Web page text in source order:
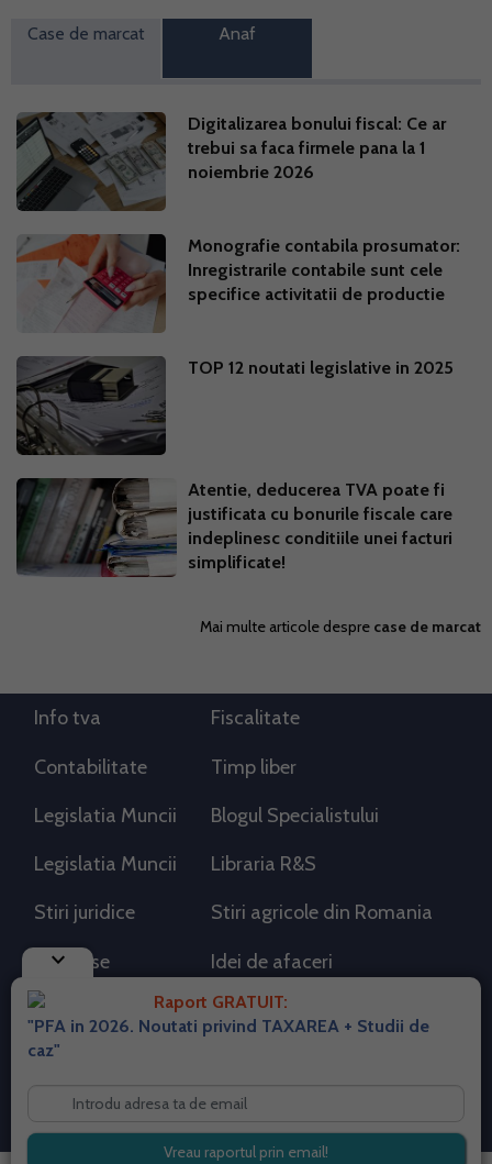
Case de marcat Anaf
Digitalizarea bonului fiscal: Ce ar
trebui sa faca firmele pana la 1
noiembrie 2026
Monografie contabila prosumator:
Inregistrarile contabile sunt cele
specifice activitatii de productie
TOP 12 noutati legislative in 2025
Atentie, deducerea TVA poate fi
justificata cu bonurile fiscale care
indeplinesc conditiile unei facturi
simplificate!
Mai multe articole despre case de marcat
keyboard_arrow_down
Raport GRATUIT:
"PFA in 2026. Noutati privind TAXAREA + Studii de
caz"
Info tva Fiscalitate
Contabilitate Timp liber
Legislatia Muncii Blogul Specialistului
Legislatia Muncii Libraria R&S
Stiri juridice Stiri agricole din Romania
AdSense Idei de afaceri
RSS Flux RSS 2.0
Despre cookies
Termeni si conditii
Contact